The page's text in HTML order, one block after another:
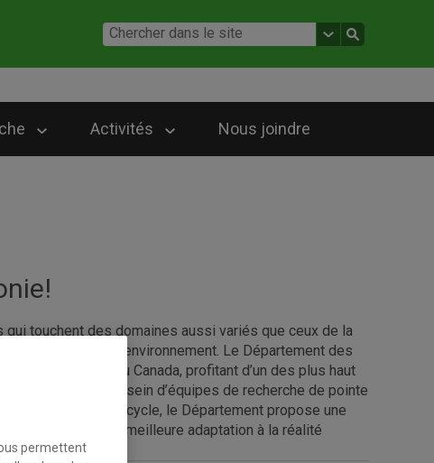
Activités Nous joindre
touchent des domaines aussi variés que ceux de la
foresterie et de l'environnement. Le Département des
dynamiques au Canada, profitant d’un des plus haut
regroupés au sein d’équipes de recherche de pointe
Au premier cycle, le Département propose une
- qui permet une meilleure adaptation à la réalité
permettent